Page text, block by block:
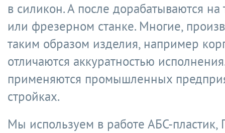
в силикон. А после дорабатываются на
или фрезерном станке. Многие,
таким образом изделия, например
отличаются аккуратностью
применяются промышленных
стройках.
Мы используем в работе АБС-пластик,